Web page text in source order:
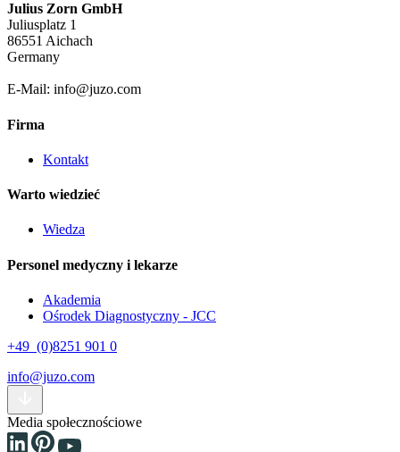
Julius Zorn GmbH
Juliusplatz 1
86551 Aichach
Germany
E-Mail: info@juzo.com
Firma
Kontakt
Warto wiedzieć
Wiedza
Personel medyczny i lekarze
Akademia
Ośrodek Diagnostyczny - JCC
+49 (0)8251 901 0
info@juzo.com
Media społecznościowe